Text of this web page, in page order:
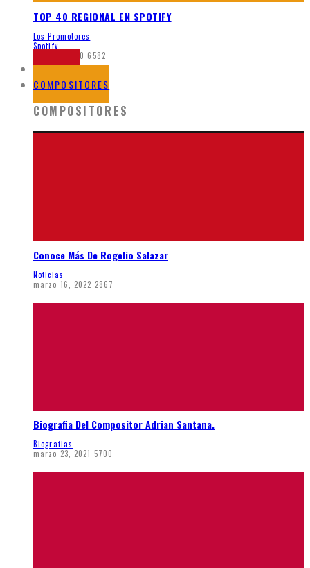
TOP 40 REGIONAL EN SPOTIFY
Los Promotores
Spotify
junio 8, 2020 6582
NOTICIAS
COMPOSITORES
COMPOSITORES
Conoce Más De Rogelio Salazar
Noticias
marzo 16, 2022 2867
Biografia Del Compositor Adrian Santana.
Biografias
marzo 23, 2021 5700